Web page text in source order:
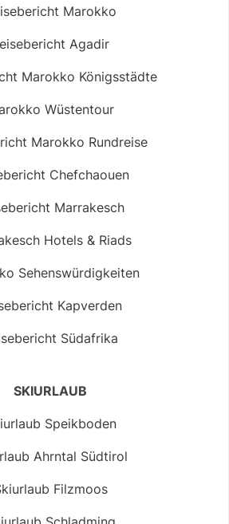
Marokko
Agadir
Marokko Königsstädte
Wüstentour
Marokko Rundreise
Chefchaouen
Marrakesch
Hotels & Riads
Sehenswürdigkeiten
Kapverden
Südafrika
SKIURLAUB
Speikboden
Ahrntal Südtirol
Filzmoos